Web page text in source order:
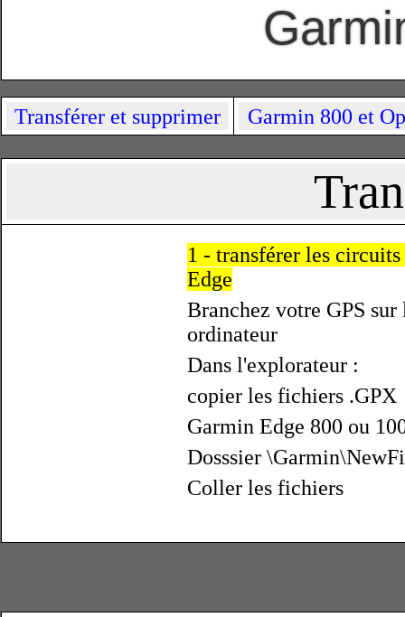
Transférer et supprimer Garmin 800 et
1 - transférer les
Edge
Branchez votre GPS
ordinateur
Dans l'explorateur :
copier les fichiers .GPX
Garmin Edge 800 ou
Dosssier
Coller les fichiers